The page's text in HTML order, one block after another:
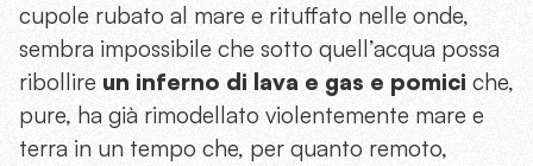
cupole rubato al mare e rituffato nelle onde,
sembra impossibile che sotto quell’acqua possa
ribollire un inferno di lava e gas e pomici che,
pure, ha già rimodellato violentemente mare e
terra in un tempo che, per quanto remoto,